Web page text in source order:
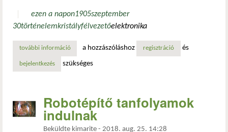
ezen a napon1905szeptember
30történelemkristályfélvezetőelektronika
további információezen a napon született sir nevill francis mott tartalommal
a hozzászóláshoz regisztráció és
bejelentkezés szükséges
Robotépítő tanfolyamok
indulnak
Beküldte kimarite - 2018. aug. 25. 14:28